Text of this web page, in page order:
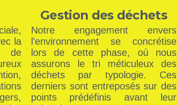
la
de
Gestion des déchets
Notre engagement envers
l’environnement se concrétise
lors de cette phase, où nous
assurons le tri méticuleux des
déchets par typologie. Ces
derniers sont entreposés sur des
points prédéfinis avant leur